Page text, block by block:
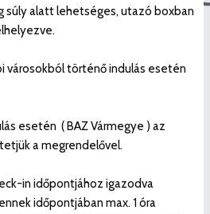
súly alatt lehetséges, utazó boxban
városokból történő indulás esetén
esetén ( BAZ Vármegye ) az
a megrendelővel.
in időpontjához igazodva
időpontjában max. 1 óra